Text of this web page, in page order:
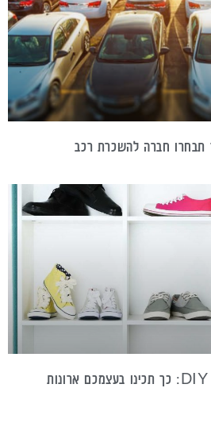
תבחרו חברה להשכרת רכב
פתרונות אחסון נעליים DIY: כך תכינו בעצמכם ארונות